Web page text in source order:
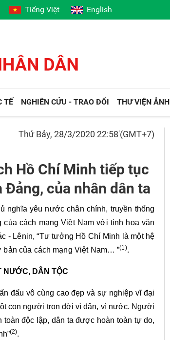
Tiếng Việt English
TẾ NGHIÊN CỨU - TRAO ĐỔI THƯ VIỆN ẢNH
Thứ Bảy, 28/3/2020 22:58'(GMT+7)
Hồ Chí Minh tiếp tục
của nhân dân ta
nghĩa yêu nước chân chính, truyền thống
cách mạng Việt Nam với tinh hoa văn
- Lênin, “Tư tưởng Hồ Chí Minh là một hệ
của cách mạng Việt Nam… ”(1).
NƯỚC, DÂN TỘC
đấu vô cùng cao đẹp và sự nghiệp vĩ đại
con người trọn đời vì dân, vì nước. Người
toàn độc lập, dân ta được hoàn toàn tự do,
(2).